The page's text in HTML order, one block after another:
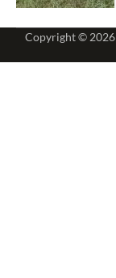
Copyright © 2026